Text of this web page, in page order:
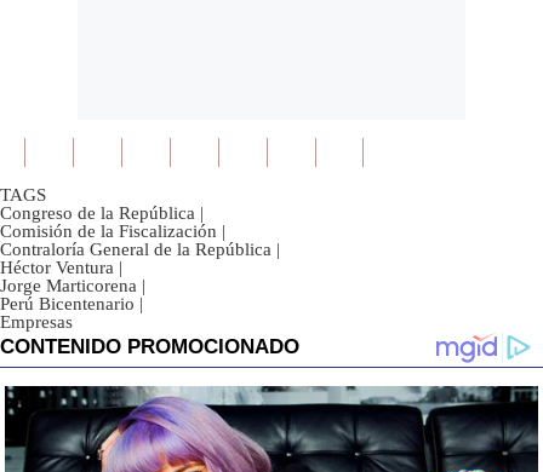
TAGS
Congreso de la República |
Comisión de la Fiscalización |
Contraloría General de la República |
Héctor Ventura |
Jorge Marticorena |
Perú Bicentenario |
Empresas